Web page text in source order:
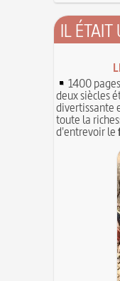
IL ÉTAIT
1400
deux siècles
divertissante
toute la
d'entrevoir le